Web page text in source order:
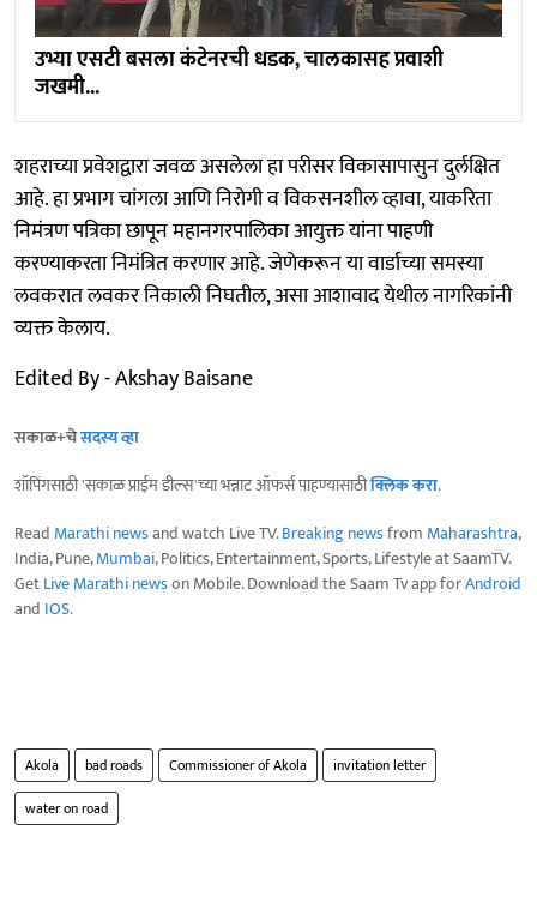
उभ्या एसटी बसला कंटेनरची धडक, चालकासह प्रवाशी
जखमी...
शहराच्या प्रवेशद्वारा जवळ असलेला हा परीसर विकासापासुन दुर्लक्षित
आहे. हा प्रभाग चांगला आणि निरोगी व विकसनशील व्हावा, याकरिता
निमंत्रण पत्रिका छापून महानगरपालिका आयुक्त यांना पाहणी
करण्याकरता निमंत्रित करणार आहे. जेणेकरून या वार्डाच्या समस्या
लवकरात लवकर निकाली निघतील, असा आशावाद येथील नागरिकांनी
व्यक्त केलाय.
Edited By - Akshay Baisane
सकाळ+चेसदस्य व्हा
शॉपिंगसाठी 'सकाळ प्राईम डील्स'च्या भन्नाट ऑफर्स पाहण्यासाठीक्लिक करा.
Read Marathi newsand watch Live TV.Breaking newsfrom Maharashtra,
India, Pune,Mumbai, Politics, Entertainment, Sports, Lifestyle at SaamTV.
GetLive Marathi newson Mobile. Download the Saam Tv app forAndroid
and IOS.
Akola bad roads Commissioner of Akola
invitation letter
water on road